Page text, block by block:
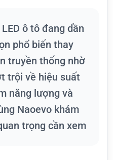
ô tô đang dần
phổ biến thay
truyền thống nhờ
trội về hiệu suất
năng lượng và
Naoevo khám
trọng cần xem